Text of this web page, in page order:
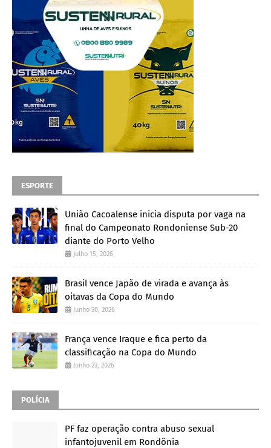
ESPORTE
União Cacoalense inicia disputa por vaga na
final do Campeonato Rondoniense Sub-20
diante do Porto Velho
Julho 15, 2026
Brasil vence Japão de virada e avança às
oitavas da Copa do Mundo
Junho 30, 2026
França vence Iraque e fica perto da
classificação na Copa do Mundo
Junho 23, 2026
POLÍCIA
PF faz operação contra abuso sexual
infantojuvenil em Rondônia